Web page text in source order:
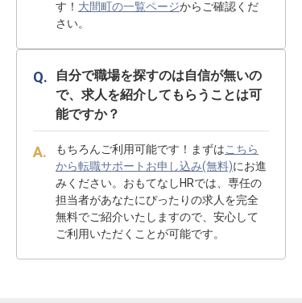
す！ 大間町の一覧ページからご確認くだ
さい。
自分で職場を探すのは自信が無いの
で、求人を紹介してもらうことは可
能ですか？
もちろんご利用可能です！まずはこちら
から転職サポートお申し込み(無料)にお進
みください。おもてなしHRでは、専任の
担当者があなたにぴったりの求人を完全
無料でご紹介いたしますので、安心して
ご利用いただくことが可能です。